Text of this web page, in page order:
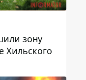
зону
Хильского